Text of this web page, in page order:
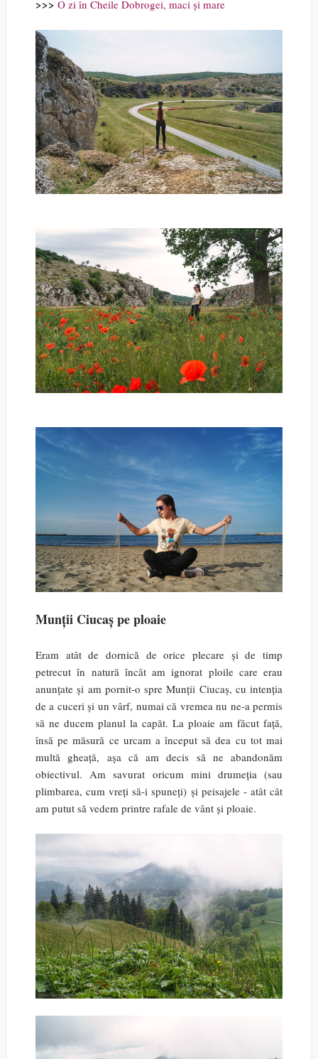
>>> O zi în Cheile Dobrogei, maci și mare
Munții Ciucaș pe ploaie
Eram atât de dornică de orice plecare și de timp
petrecut în natură încât am ignorat ploile care erau
anunțate și am pornit-o spre Munții Ciucaș, cu intenția
de a cuceri și un vârf, numai că vremea nu ne-a permis
să ne ducem planul la capăt. La ploaie am făcut față,
însă pe măsură ce urcam a început să dea cu tot mai
multă gheață, așa că am decis să ne abandonăm
obiectivul. Am savurat oricum mini drumeția (sau
plimbarea, cum vreți să-i spuneți) și peisajele - atât cât
am putut să vedem printre rafale de vânt și ploaie.